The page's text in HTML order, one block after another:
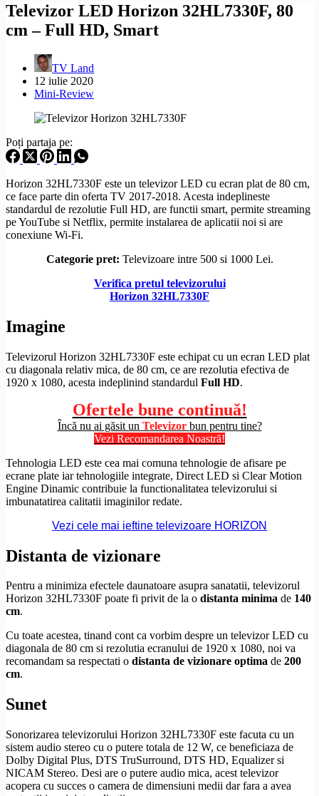
Televizor LED Horizon 32HL7330F, 80
cm – Full HD, Smart
TV Land
12 iulie 2020
Mini-Review
Poți partaja pe:
Horizon 32HL7330F este un televizor LED cu ecran plat de 80 cm,
ce face parte din oferta TV 2017-2018. Acesta indeplineste
standardul de rezolutie Full HD, are functii smart, permite streaming
pe YouTube si Netflix, permite instalarea de aplicatii noi si are
conexiune Wi-Fi.
Categorie pret: Televizoare intre 500 si 1000 Lei.
Verifica pretul televizorului
Horizon 32HL7330F
Imagine
Televizorul Horizon 32HL7330F este echipat cu un ecran LED plat
cu diagonala relativ mica, de 80 cm, ce are rezolutia efectiva de
1920 x 1080, acesta indeplinind standardul Full HD.
Ofertele bune continuă!
Încă nu ai găsit un Televizor bun pentru tine?
Vezi Recomandarea Noastră!
Tehnologia LED este cea mai comuna tehnologie de afisare pe
ecrane plate iar tehnologiile integrate, Direct LED si Clear Motion
Engine Dinamic contribuie la functionalitatea televizorului si
imbunatatirea calitatii imaginilor redate.
Vezi cele mai ieftine televizoare HORIZON
Distanta de vizionare
Pentru a minimiza efectele daunatoare asupra sanatatii, televizorul
Horizon 32HL7330F poate fi privit de la o distanta minima de 140
cm.
Cu toate acestea, tinand cont ca vorbim despre un televizor LED cu
diagonala de 80 cm si rezolutia ecranului de 1920 x 1080, noi va
recomandam sa respectati o distanta de vizionare optima de 200
cm.
Sunet
Sonorizarea televizorului Horizon 32HL7330F este facuta cu un
sistem audio stereo cu o putere totala de 12 W, ce beneficiaza de
Dolby Digital Plus, DTS TruSurround, DTS HD, Equalizer si
NICAM Stereo. Desi are o putere audio mica, acest televizor
acopera cu succes o camera de dimensiuni medii dar fara a avea